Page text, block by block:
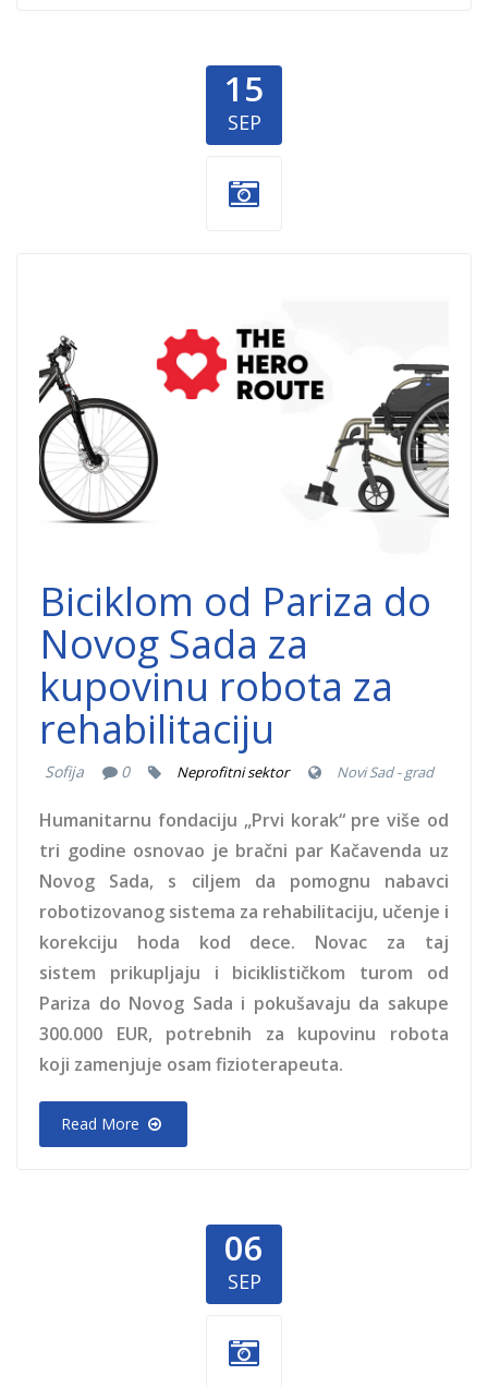
15
SEP
Biciklom od Pariza do
Novog Sada za
kupovinu robota za
rehabilitaciju
Sofija 0 Neprofitni sektor Novi Sad - grad
Humanitarnu fondaciju „Prvi korak“ pre više od
tri godine osnovao je bračni par Kačavenda uz
Novog Sada, s ciljem da pomognu nabavci
robotizovanog sistema za rehabilitaciju, učenje i
korekciju hoda kod dece. Novac za taj
sistem prikupljaju i biciklističkom turom od
Pariza do Novog Sada i pokušavaju da sakupe
300.000 EUR, potrebnih za kupovinu robota
koji zamenjuje osam fizioterapeuta.
Read More
06
SEP